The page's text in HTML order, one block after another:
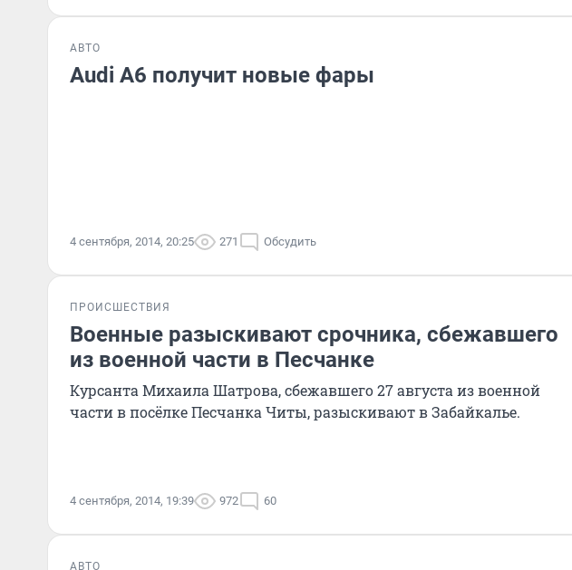
АВТО
Audi A6 получит новые фары
4 сентября, 2014, 20:25 271 Обсудить
ПРОИСШЕСТВИЯ
Военные разыскивают срочника, сбежавшего
из военной части в Песчанке
Курсанта Михаила Шатрова, сбежавшего 27 августа из военной
части в посёлке Песчанка Читы, разыскивают в Забайкалье.
4 сентября, 2014, 19:39 972 60
АВТО